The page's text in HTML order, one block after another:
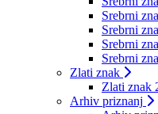
Srebrni
Srebrni
Srebrni
Srebrni
Zlati znak
Zlati znak
Arhiv priznanj